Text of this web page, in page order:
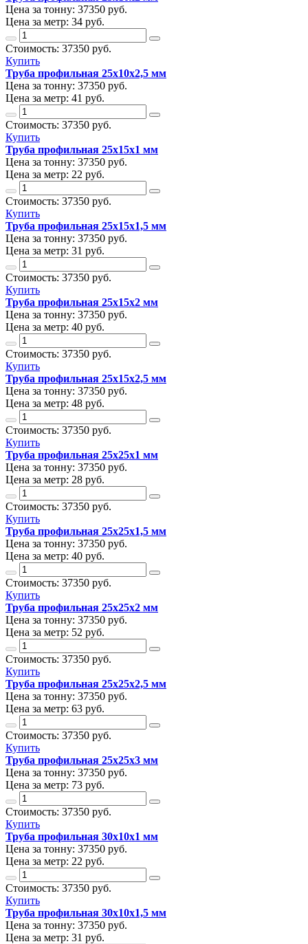
Цена за тонну: 37350 руб.
Цена за метр: 34 руб.
Стоимость: 37350 руб.
Купить
Труба профильная 25х10х2,5 мм
Цена за тонну: 37350 руб.
Цена за метр: 41 руб.
Стоимость: 37350 руб.
Купить
Труба профильная 25х15х1 мм
Цена за тонну: 37350 руб.
Цена за метр: 22 руб.
Стоимость: 37350 руб.
Купить
Труба профильная 25х15х1,5 мм
Цена за тонну: 37350 руб.
Цена за метр: 31 руб.
Стоимость: 37350 руб.
Купить
Труба профильная 25х15х2 мм
Цена за тонну: 37350 руб.
Цена за метр: 40 руб.
Стоимость: 37350 руб.
Купить
Труба профильная 25х15х2,5 мм
Цена за тонну: 37350 руб.
Цена за метр: 48 руб.
Стоимость: 37350 руб.
Купить
Труба профильная 25х25х1 мм
Цена за тонну: 37350 руб.
Цена за метр: 28 руб.
Стоимость: 37350 руб.
Купить
Труба профильная 25х25х1,5 мм
Цена за тонну: 37350 руб.
Цена за метр: 40 руб.
Стоимость: 37350 руб.
Купить
Труба профильная 25х25х2 мм
Цена за тонну: 37350 руб.
Цена за метр: 52 руб.
Стоимость: 37350 руб.
Купить
Труба профильная 25х25х2,5 мм
Цена за тонну: 37350 руб.
Цена за метр: 63 руб.
Стоимость: 37350 руб.
Купить
Труба профильная 25х25х3 мм
Цена за тонну: 37350 руб.
Цена за метр: 73 руб.
Стоимость: 37350 руб.
Купить
Труба профильная 30х10х1 мм
Цена за тонну: 37350 руб.
Цена за метр: 22 руб.
Стоимость: 37350 руб.
Купить
Труба профильная 30х10х1,5 мм
Цена за тонну: 37350 руб.
Цена за метр: 31 руб.